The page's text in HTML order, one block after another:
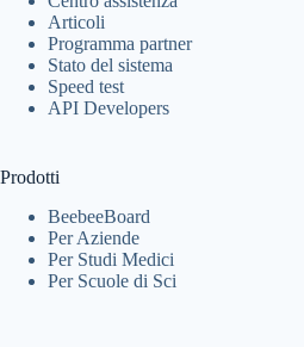
Articoli
Programma partner
Stato del sistema
Speed test
API Developers
Prodotti
BeebeeBoard
Per Aziende
Per Studi Medici
Per Scuole di Sci